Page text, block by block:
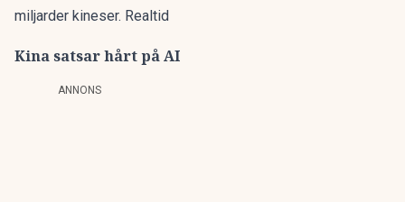
miljarder kineser. Realtid
Kina satsar hårt på AI
ANNONS